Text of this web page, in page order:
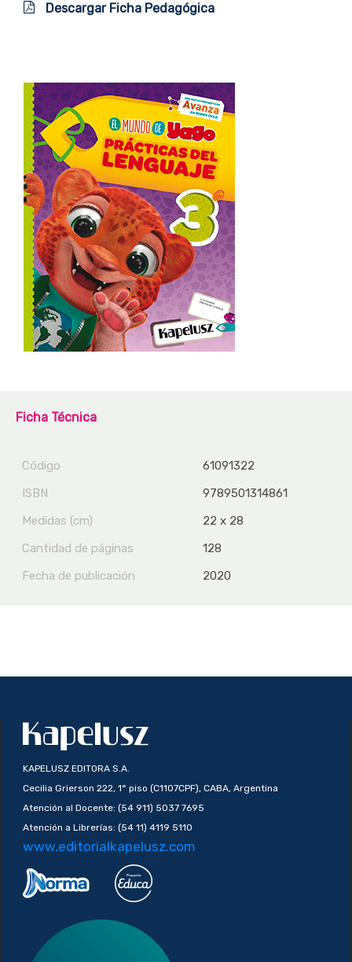
Descargar Ficha Pedagógica
Ficha Técnica
Código
61091322
ISBN
9789501314861
Medidas (cm)
22 x 28
Cantidad de páginas
128
Fecha de publicación
2020
KAPELUSZ EDITORA S.A.
Cecilia Grierson 222, 1° piso (C1107CPF), CABA, Argentina
Atención al Docente: (54 911) 5037 7695
Atención a Librerías: (54 11) 4119 5110
www.editorialkapelusz.com